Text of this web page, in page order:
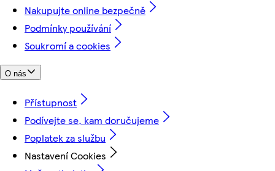
Nakupujte online bezpečně
Podmínky používání
Soukromí a cookies
O nás
Přístupnost
Podívejte se, kam doručujeme
Poplatek za službu
Nastavení Cookies